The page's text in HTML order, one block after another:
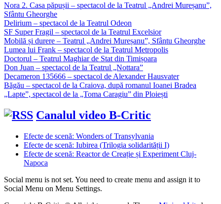
Nora 2. Casa păpușii – spectacol de la Teatrul „Andrei Mureșanu”,
Sfântu Gheorghe
Delirium – spectacol de la Teatrul Odeon
SF Super Fragil – spectacol de la Teatrul Excelsior
Mobilă și durere – Teatrul „Andrei Mureșanu”, Sfântu Gheorghe
Lumea lui Frank – spectacol de la Teatrul Metropolis
Doctorul – Teatrul Maghiar de Stat din Timișoara
Don Juan – spectacol de la Teatrul „Nottara”
Decameron 135666 – spectacol de Alexander Hausvater
Băgău – spectacol de la Craiova, după romanul Ioanei Bradea
„Lapte”, spectacol de la „Toma Caragiu” din Ploiești
Canalul video B-Critic
Efecte de scenă: Wonders of Transylvania
Efecte de scenă: Iubirea (Trilogia solidarității I)
Efecte de scenă: Reactor de Creație și Experiment Cluj-
Napoca
Social menu is not set. You need to create menu and assign it to
Social Menu on Menu Settings.